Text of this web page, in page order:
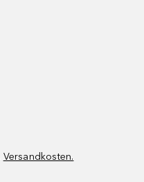
Versandkosten.